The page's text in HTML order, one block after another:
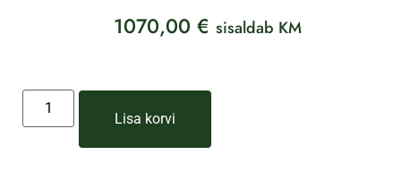
1070,00 € sisaldab KM
Lisa korvi